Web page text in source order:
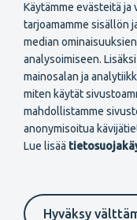
Käytämme evästeitä
tarjoamamme sisällön
median
analysoimiseen.
mainosalan ja
miten käytät
mahdollistamme
anonymisoitua
Lue lisää
Hyväksy
Extranet
FI
Suomeksi In